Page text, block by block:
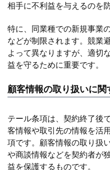
相手に不利益を与えるのを防
特に、同業種での新規事業
などが制限されます。競業
よって異なりますが、適切
益を守るために重要です。
顧客情報の取り扱いに関
テール条項は、契約終了後
客情報や取引先の情報を活
項です。顧客情報の取り扱
や商談情報などを契約者が
益を保護するものです。